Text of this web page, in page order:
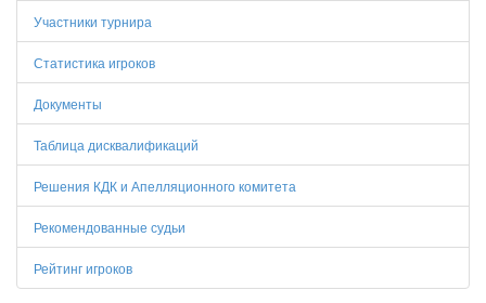
Участники турнира
Статистика игроков
Документы
Таблица дисквалификаций
Решения КДК и Апелляционного комитета
Рекомендованные судьи
Рейтинг игроков